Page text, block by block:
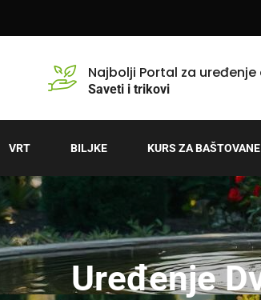
Najbolji Portal za
Saveti i trikovi
VRT BILJKE KURS ZA BAŠTOVANE
Uređenje